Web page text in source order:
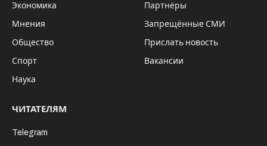
Экономика
Мнения
Общество
Спорт
Наука
Партнёры
Запрещённые СМИ
Прислать новость
Вакансии
ЧИТАТЕЛЯМ
Telegram